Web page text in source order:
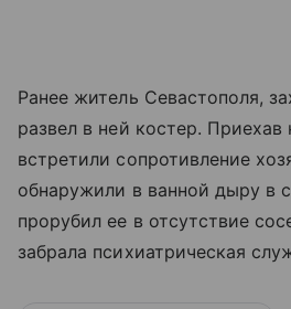
Ранее житель Севастополя,
развел в ней костер. Приехав
встретили сопротивление
обнаружили в ванной дыру в
прорубил ее в отсутствие
забрала психиатрическая